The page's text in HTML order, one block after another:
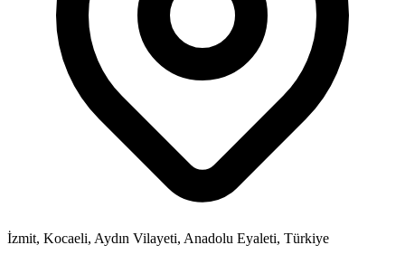
İzmit, Kocaeli, Aydın Vilayeti, Anadolu Eyaleti, Türkiye